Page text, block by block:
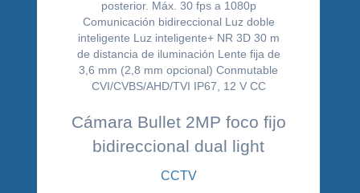
Cámara Bullet 2MP foco fijo
bidireccional dual light
CCTV